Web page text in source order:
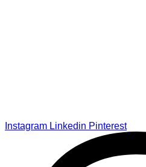
Instagram Linkedin Pinterest